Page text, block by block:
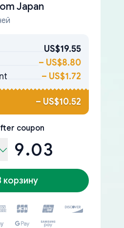
Japan
US$19.55
– US$8.80
– US$1.72
– US$10.52
coupon
9.03
корзину